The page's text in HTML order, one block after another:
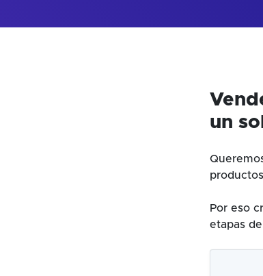
un
Por eso
etapas